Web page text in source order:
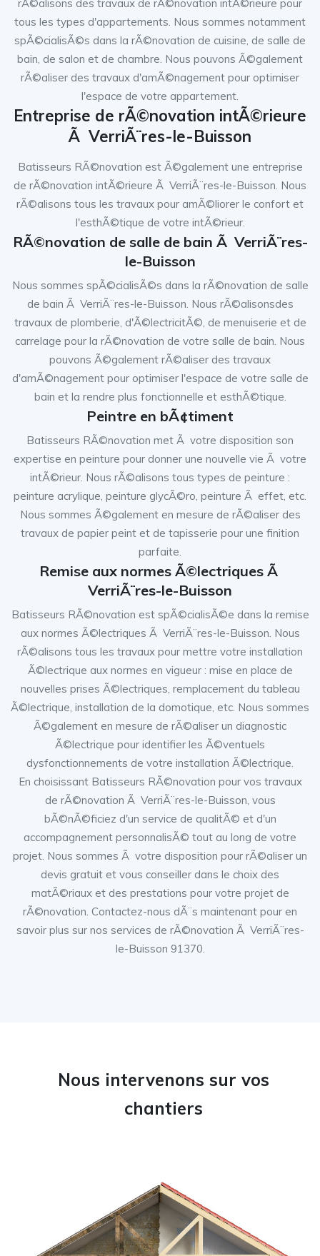
rÃ©alisons des travaux de rÃ©novation intÃ©rieure pour
tous les types d'appartements. Nous sommes notamment
spÃ©cialisÃ©s dans la rÃ©novation de cuisine, de salle de
bain, de salon et de chambre. Nous pouvons Ã©galement
rÃ©aliser des travaux d'amÃ©nagement pour optimiser
l'espace de votre appartement.
Entreprise de rÃ©novation intÃ©rieure
Ã VerriÃ¨res-le-Buisson
Batisseurs RÃ©novation est Ã©galement une entreprise
de rÃ©novation intÃ©rieure Ã VerriÃ¨res-le-Buisson. Nous
rÃ©alisons tous les travaux pour amÃ©liorer le confort et
l'esthÃ©tique de votre intÃ©rieur.
RÃ©novation de salle de bain Ã VerriÃ¨res-
le-Buisson
Nous sommes spÃ©cialisÃ©s dans la rÃ©novation de salle
de bain Ã VerriÃ¨res-le-Buisson. Nous rÃ©alisonsdes
travaux de plomberie, d'Ã©lectricitÃ©, de menuiserie et de
carrelage pour la rÃ©novation de votre salle de bain. Nous
pouvons Ã©galement rÃ©aliser des travaux
d'amÃ©nagement pour optimiser l'espace de votre salle de
bain et la rendre plus fonctionnelle et esthÃ©tique.
Peintre en bÃ¢timent
Batisseurs RÃ©novation met Ã votre disposition son
expertise en peinture pour donner une nouvelle vie Ã votre
intÃ©rieur. Nous rÃ©alisons tous types de peinture :
peinture acrylique, peinture glycÃ©ro, peinture Ã effet, etc.
Nous sommes Ã©galement en mesure de rÃ©aliser des
travaux de papier peint et de tapisserie pour une finition
parfaite.
Remise aux normes Ã©lectriques Ã
VerriÃ¨res-le-Buisson
Batisseurs RÃ©novation est spÃ©cialisÃ©e dans la remise
aux normes Ã©lectriques Ã VerriÃ¨res-le-Buisson. Nous
rÃ©alisons tous les travaux pour mettre votre installation
Ã©lectrique aux normes en vigueur : mise en place de
nouvelles prises Ã©lectriques, remplacement du tableau
Ã©lectrique, installation de la domotique, etc. Nous sommes
Ã©galement en mesure de rÃ©aliser un diagnostic
Ã©lectrique pour identifier les Ã©ventuels
dysfonctionnements de votre installation Ã©lectrique.
En choisissant Batisseurs RÃ©novation pour vos travaux
de rÃ©novation Ã VerriÃ¨res-le-Buisson, vous
bÃ©nÃ©ficiez d'un service de qualitÃ© et d'un
accompagnement personnalisÃ© tout au long de votre
projet. Nous sommes Ã votre disposition pour rÃ©aliser un
devis gratuit et vous conseiller dans le choix des
matÃ©riaux et des prestations pour votre projet de
rÃ©novation. Contactez-nous dÃ¨s maintenant pour en
savoir plus sur nos services de rÃ©novation Ã VerriÃ¨res-
le-Buisson 91370.
Nous intervenons sur vos
chantiers